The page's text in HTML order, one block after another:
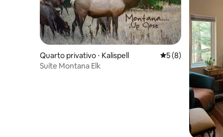
Quarto privativo ⋅ Kalispell 5 de uma
5 (8)
Suíte Montana Elk